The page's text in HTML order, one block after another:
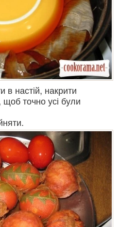
в настій, накрити
щоб точно усі були